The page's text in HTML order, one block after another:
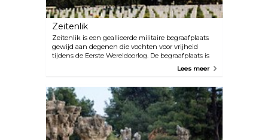
Zeitenlik
Zeitenlik is een geallieerde militaire begraafplaats
gewijd aan degenen die vochten voor vrijheid
tijdens de Eerste Wereldoorlog. De begraafplaats is
onderverdeeld in Franse, Servische, Italiaanse,
ligt op ongeveer 1,5 km van het centrum van
Thessaloniki.
Lees meer